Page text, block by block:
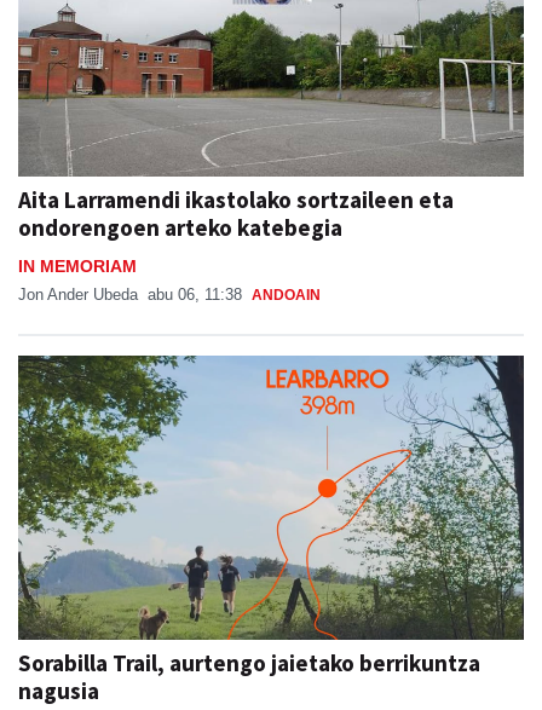
Aita Larramendi ikastolako sortzaileen eta
ondorengoen arteko katebegia
IN MEMORIAM
Jon Ander Ubeda abu 06, 11:38 ANDOAIN
Sorabilla Trail, aurtengo jaietako berrikuntza
nagusia